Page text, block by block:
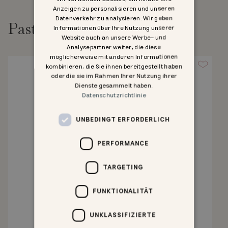
Past goed bij
Anzeigen zu personalisieren und unseren
Datenverkehr zu analysieren. Wir geben
Informationen über Ihre Nutzung unserer
Website auch an unsere Werbe- und
Analysepartner weiter, die diese
möglicherweise mit anderen Informationen
kombinieren, die Sie ihnen bereitgestellt haben
oder die sie im Rahmen Ihrer Nutzung ihrer
Dienste gesammelt haben.
Datenschutzrichtlinie
UNBEDINGT ERFORDERLICH
PERFORMANCE
TARGETING
FUNKTIONALITÄT
UNKLASSIFIZIERTE